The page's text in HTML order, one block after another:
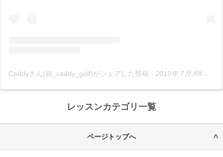
Caddyさん(@_caddy_golf)がシェアした投稿 - 2019年 7月月8日午後6時37分PDT
レッスンカテゴリ一覧
ページトップへ